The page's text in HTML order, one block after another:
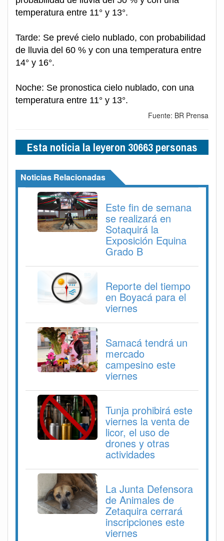
temperatura entre 11° y 13°.
Tarde: Se prevé cielo nublado, con probabilidad
de lluvia del 60 % y con una temperatura entre
14° y 16°.
Noche: Se pronostica cielo nublado, con una
temperatura entre 11° y 13°.
Fuente: BR Prensa
Esta noticia la leyeron 30663 personas
Noticias Relacionadas
Este fin de semana
se realizará en
Sotaquirá la
Exposición Equina
Grado B
Reporte del tiempo
en Boyacá para el
viernes
Samacá tendrá un
mercado
campesino este
viernes
Tunja prohibirá este
viernes la venta de
licor, el uso de
drones y otras
actividades
La Junta Defensora
de Animales de
Zetaquira cerrará
inscripciones este
viernes